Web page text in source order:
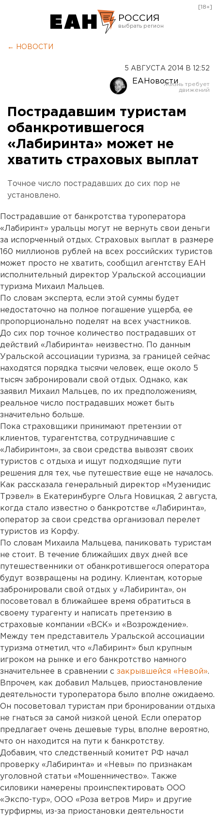
РОССИЯ
Оренбург
[18+]
← НОВОСТИ
5 АВГУСТА 2014 В 12:52
ЕАНовости
Пострадавшим туристам
обанкротившегося
«Лабиринта» может не
хватить страховых выплат
Точное число пострадавших до сих пор не
установлено.
Пострадавшие от банкротства туроператора
«Лабиринт» уральцы могут не вернуть свои деньги
за испорченный отдых. Страховых выплат в размере
160 миллионов рублей на всех российских туристов
может просто не хватить, сообщил агентству ЕАН
исполнительный директор Уральской ассоциации
туризма Михаил Мальцев.
По словам эксперта, если этой суммы будет
недостаточно на полное погашение ущерба, ее
пропорционально поделят на всех участников.
До сих пор точное количество пострадавших от
действий «Лабиринта» неизвестно. По данным
Уральской ассоциации туризма, за границей сейчас
находятся порядка тысячи человек, еще около 5
тысяч забронировали свой отдых. Однако, как
заявил Михаил Мальцев, по их предположениям,
реальное число пострадавших может быть
значительно больше.
Пока страховщики принимают претензии от
клиентов, турагентства, сотрудничавшие с
«Лабиринтом», за свои средства вывозят своих
туристов с отдыха и ищут подходящие пути
решения для тех, чье путешествие еще не началось.
Как рассказала генеральный директор «Музенидис
Трэвел» в Екатеринбурге Ольга Новицкая, 2 августа,
когда стало известно о банкротстве «Лабиринта»,
оператор за свои средства организовал перелет
туристов из Корфу.
По словам Михаила Мальцева, паниковать туристам
не стоит. В течение ближайших двух дней все
путешественники от обанкротившегося оператора
будут возвращены на родину. Клиентам, которые
забронировали свой отдых у «Лабиринта», он
посоветовал в ближайшее время обратиться в
своему турагенту и написать претензию в
страховые компании «ВСК» и «Возрождение».
Между тем представитель Уральской ассоциации
туризма отметил, что «Лабиринт» был крупным
игроком на рынке и его банкротство намного
значительнее в сравнении с закрывшейся «Невой».
Впрочем, как добавил Мальцев, приостановление
деятельности туроператора было вполне ожидаемо.
Он посоветовал туристам при бронировании отдыха
не гнаться за самой низкой ценой. Если оператор
предлагает очень дешевые туры, вполне вероятно,
что он находится на пути к банкротству.
Добавим, что следственный комитет РФ начал
проверку «Лабиринта» и «Невы» по признакам
уголовной статьи «Мошенничество». Также
силовики намерены проинспектировать ООО
«Экспо-тур», ООО «Роза ветров Мир» и другие
турфирмы, из-за приостановки деятельности